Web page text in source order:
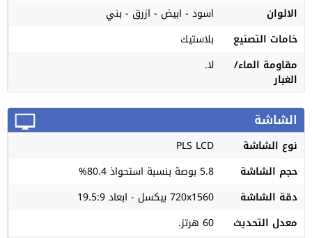
الالوان
اسود - ابيض - ازرق - بني
خامات التصنيع
بلاستيك
مقاومة الماء/
الغبار
لا.
الشاشة
نوع الشاشة
PLS LCD
حجم الشاشة
5.8 بوصة بنسبة استحواذ 80.4%
دقة الشاشة
720x1560 بيكسل - ابعاد 19.5:9
معدل التحديث
60 هرتز.